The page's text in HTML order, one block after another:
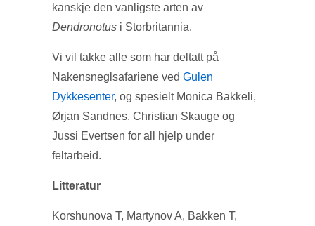
kanskje den vanligste arten av
Dendronotus i Storbritannia.
Vi vil takke alle som har deltatt på
Nakensneglsafariene ved Gulen
Dykkesenter, og spesielt Monica Bakkeli,
Ørjan Sandnes, Christian Skauge og
Jussi Evertsen for all hjelp under
feltarbeid.
Litteratur
Korshunova T, Martynov A, Bakken T,